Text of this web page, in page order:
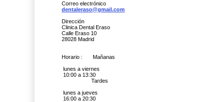
Correo electrónico
dentaleraso@gmail.com
Dirección
Clinica Dental Eraso
Calle Eraso 10
28028 Madrid
Horario : Mañanas
lunes a viernes
10:00 a 13:30
Tardes
lunes a jueves
16:00 a 20:30